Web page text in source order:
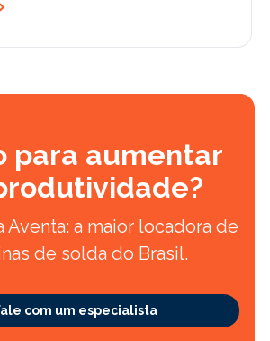
para aumentar
Aventa: a maior locadora de
de solda do Brasil.
com um especialista